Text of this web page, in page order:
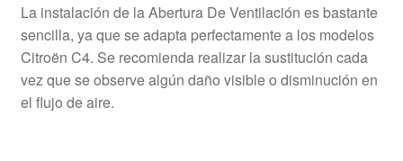
La instalación de la Abertura De Ventilación es bastante
sencilla, ya que se adapta perfectamente a los modelos
Citroën C4. Se recomienda realizar la sustitución cada
vez que se observe algún daño visible o disminución en
el flujo de aire.